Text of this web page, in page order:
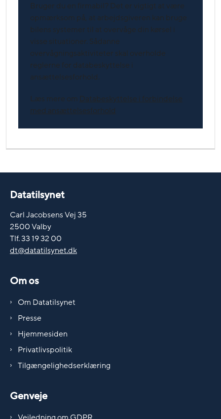
Bruger du en firmabil? Det er vigtigt at være
opmærksom på, at arbejdsgiveren kan bruge
bilens systemer til at overvåge din kørsel i
visse situationer. Sådanne
overvågningsaktiviteter skal overholde
reglerne for databeskyttelse i
ansættelsesforhold.
Læs mere om Databeskyttelse i forbindelse
med ansættelsesforhold
Datatilsynet
Carl Jacobsens Vej 35
2500 Valby
Tlf. 33 19 32 00
dt@datatilsynet.dk
Om os
Om Datatilsynet
Presse
Hjemmesiden
Privatlivspolitik
Tilgængelighedserklæring
Genveje